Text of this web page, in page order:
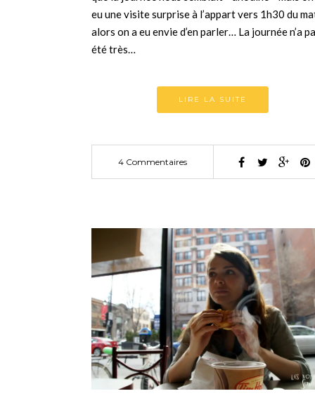
eu une visite surprise à l’appart vers 1h30 du
alors on a eu envie d’en parler… La journée n’a
été très…
LIRE LA SUITE
4 Commentaires